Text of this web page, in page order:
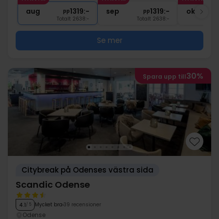
1x kaffe efter middagen
aug pp1319:-
Totalt 2638:-
sep pp1319:-
Totalt 2638:-
okt
Se mer
Spara upp till30%
Citybreak på Odenses västra sida
Scandic Odense
4.1/ 5 Mycket bra 39 recensioner
Odense